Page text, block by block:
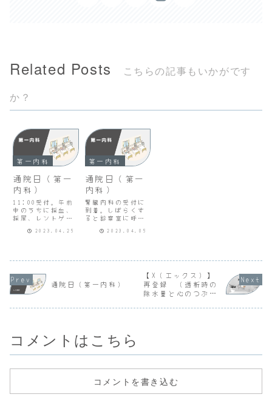
Related Posts
こちらの記事もいかがです
か？
第一内科
通院日（第一
内科）
11:00受付。午前
中のうちに採血、
採尿、レントゲン
が出るのを待って
を作った方がよ
い。本日、泌尿器
科へ紹介する。糖
代謝内科の紹介元
2023.04.25
第一内科
通院日（第一
内科）
腎臓内科の受付に
到着。しばらくす
ると診察室に呼ば
説明あり。1)腎臓
は配偶者と3親等以
内の姻族から、2つ
の腎臓のうちの1つ
の提供を受ける移
2023.04.05
通院日（第一内科）
【X（エックス）】
再登録 （透析時の
除水量と心のつぶや
コメントはこちら
コメントを書き込む